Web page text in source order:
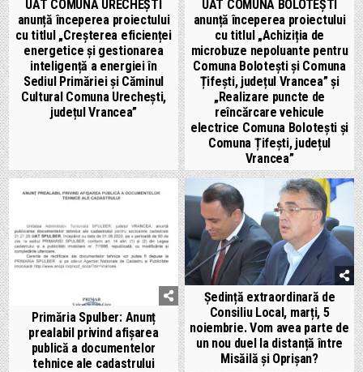
UAT COMUNA URECHEȘTI
anunță începerea proiectului
cu titlul „Creșterea eficienței
energetice și gestionarea
inteligență a energiei în
Sediul Primăriei și Căminul
Cultural Comuna Urechești,
județul Vrancea”
UAT COMUNA BOLOTEȘTI
anunță începerea proiectului
cu titlul „Achiziția de
microbuze nepoluante pentru
Comuna Bolotești și Comuna
Țifești, județul Vrancea” și
„Realizare puncte de
reîncărcare vehicule
electrice Comuna Bolotești și
Comuna Țifești, județul
Vrancea”
Primăria Spulber: Anunț
prealabil privind afișarea
publică a documentelor
tehnice ale cadastrului
Ședință extraordinară de
Consiliu Local, marți, 5
noiembrie. Vom avea parte de
un nou duel la distanță între
Misăilă și Oprișan?